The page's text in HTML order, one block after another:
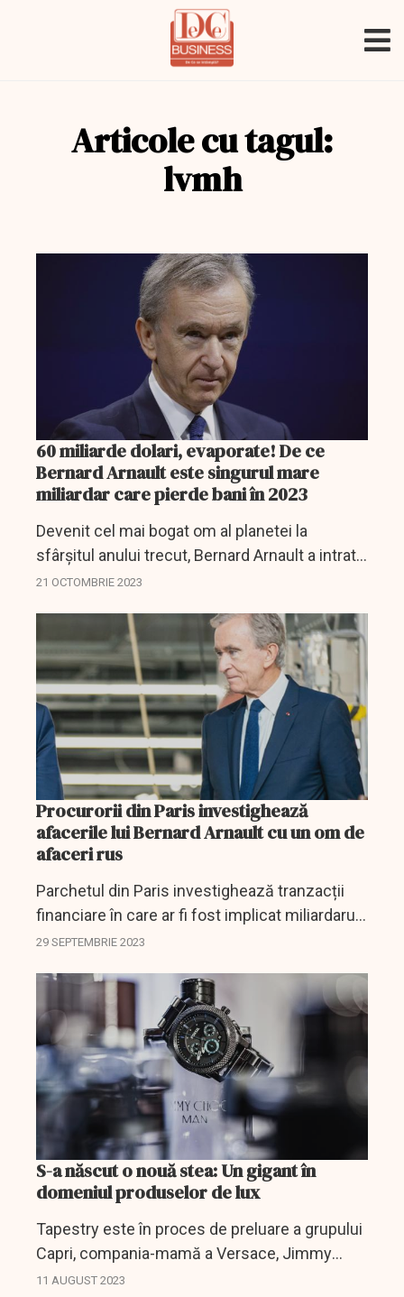
Articole cu tagul:
lvmh
60 miliarde dolari, evaporate! De ce
Bernard Arnault este singurul mare
miliardar care pierde bani în 2023
Devenit cel mai bogat om al planetei la
sfârșitul anului trecut, Bernard Arnault a intrat
într-o spirală descendentă în ultimele luni,
beneficiază...
21 OCTOMBRIE 2023
Procurorii din Paris investighează
afacerile lui Bernard Arnault cu un om de
afaceri rus
Parchetul din Paris investighează tranzacții
financiare în care ar fi fost implicat miliardarul
francez Bernard Arnault și un om de afaceri
29 SEPTEMBRIE 2023
S-a născut o nouă stea: Un gigant în
domeniul produselor de lux
Tapestry este în proces de preluare a grupului
Capri, compania-mamă a Versace, Jimmy
Choo și Michael Kors.
11 AUGUST 2023